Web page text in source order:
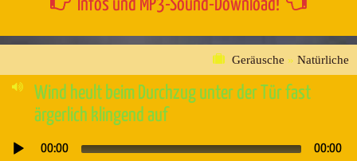
Infos und MP3-Sound-Download!
Geräusche » Natürliche
Wind heult beim Durchzug unter der Tür fast
ärgerlich klingend auf
Audio-
00:00 00:00